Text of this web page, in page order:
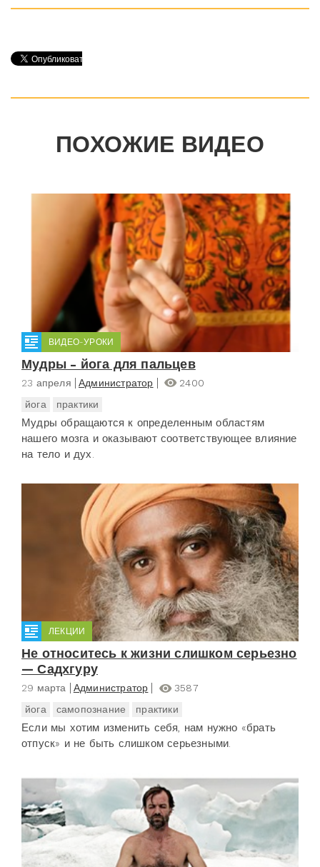
ПОХОЖИЕ ВИДЕО
ВИДЕО-УРОКИ
Мудры - йога для пальцев
23 апреля Администратор
2400
йога
практики
Мудры обращаются к определенным областям
нашего мозга и оказывают соответствующее влияние
на тело и дух.
ЛЕКЦИИ
Не относитесь к жизни слишком серьезно
— Садхгуру
29 марта Администратор
3587
йога
самопознание практики
Если мы хотим изменить себя, нам нужно «брать
отпуск» и не быть слишком серьезными.